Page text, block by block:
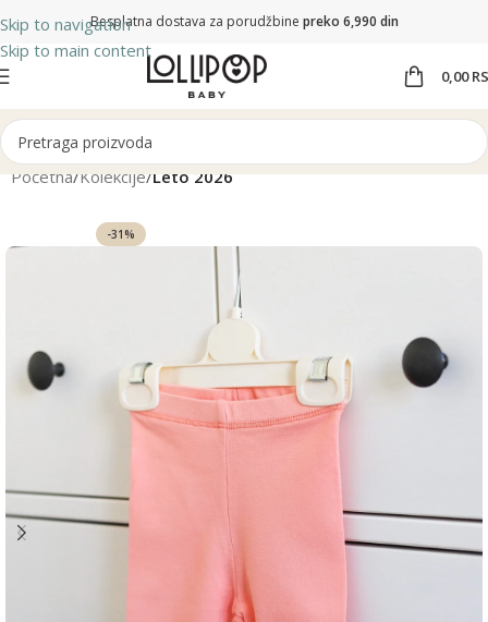
Skip to navigation
Skip to main content
Besplatna dostava za porudžbine preko 6,990 din
0,00
Početna Kolekcije Leto 2026
-31%